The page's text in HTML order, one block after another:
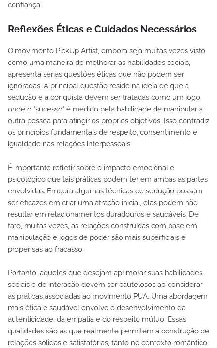
confiança.
Reflexões Éticas e Cuidados Necessários
O movimento PickUp Artist, embora seja muitas vezes visto
como uma maneira de melhorar as habilidades sociais,
apresenta sérias questões éticas que não podem ser
ignoradas. A principal questão reside na ideia de que a
sedução e a conquista devem ser tratadas como um jogo,
onde o "sucesso" é medido pela habilidade de manipular a
outra pessoa para atingir os próprios objetivos. Isso contradiz
os princípios fundamentais de respeito, consentimento e
igualdade nas relações interpessoais.
É importante refletir sobre o impacto emocional e
psicológico que tais práticas podem ter em ambas as partes
envolvidas. Embora algumas técnicas de sedução possam
ser eficazes em criar uma atração inicial, elas podem não
resultar em relacionamentos duradouros e saudáveis. De
fato, muitas vezes, as relações construídas com base em
manipulação e jogos de poder são mais superficiais e
propensas ao fracasso.
Portanto, aqueles que desejam aprimorar suas habilidades
sociais e de interação devem ser cautelosos ao considerar
as práticas associadas ao movimento PUA. Uma abordagem
mais ética e saudável envolve o desenvolvimento da
autenticidade, da empatia e do respeito mútuo. Essas
qualidades são as que realmente permitem a construção de
relações sólidas e satisfatórias, tanto no contexto romântico